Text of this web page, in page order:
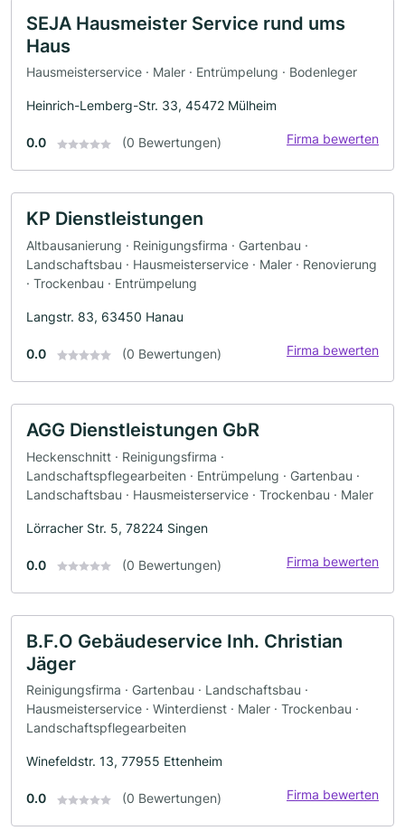
SEJA Hausmeister Service rund ums
Haus
Hausmeisterservice · Maler · Entrümpelung · Bodenleger
Heinrich-Lemberg-Str. 33, 45472 Mülheim
0.0 (0 Bewertungen) Firma bewerten
KP Dienstleistungen
Altbausanierung · Reinigungsfirma · Gartenbau ·
Landschaftsbau · Hausmeisterservice · Maler · Renovierung
· Trockenbau · Entrümpelung
Langstr. 83, 63450 Hanau
0.0 (0 Bewertungen) Firma bewerten
AGG Dienstleistungen GbR
Heckenschnitt · Reinigungsfirma ·
Landschaftspflegearbeiten · Entrümpelung · Gartenbau ·
Landschaftsbau · Hausmeisterservice · Trockenbau · Maler
Lörracher Str. 5, 78224 Singen
0.0 (0 Bewertungen) Firma bewerten
B.F.O Gebäudeservice Inh. Christian
Jäger
Reinigungsfirma · Gartenbau · Landschaftsbau ·
Hausmeisterservice · Winterdienst · Maler · Trockenbau ·
Landschaftspflegearbeiten
Winefeldstr. 13, 77955 Ettenheim
0.0 (0 Bewertungen) Firma bewerten